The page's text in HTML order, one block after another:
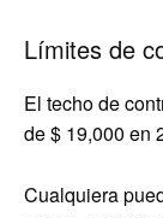
Límites de
El techo de
de $ 19,000 en
Cualquiera